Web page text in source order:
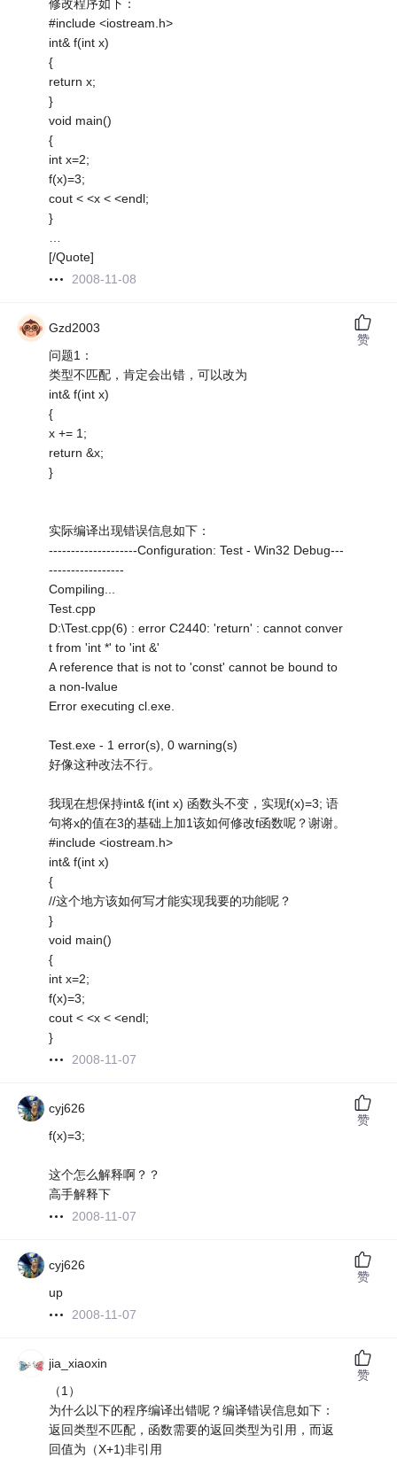
修改程序如下：
#include <iostream.h>
int& f(int x)
{
return x;
}
void main()
{
int x=2;
f(x)=3;
cout < <x < <endl;
}
…
[/Quote]
2008-11-08
Gzd2003
问题1：
类型不匹配，肯定会出错，可以改为
int& f(int x)
{
x += 1;
return &x;
}
实际编译出现错误信息如下：
--------------------Configuration: Test - Win32 Debug---
-----------------
Compiling...
Test.cpp
D:\Test.cpp(6) : error C2440: 'return' : cannot conver
t from 'int *' to 'int &'
A reference that is not to 'const' cannot be bound to
a non-lvalue
Error executing cl.exe.
Test.exe - 1 error(s), 0 warning(s)
好像这种改法不行。
我现在想保持int& f(int x) 函数头不变，实现f(x)=3; 语
句将x的值在3的基础上加1该如何修改f函数呢？谢谢。
#include <iostream.h>
int& f(int x)
{
//这个地方该如何写才能实现我要的功能呢？
}
void main()
{
int x=2;
f(x)=3;
cout < <x < <endl;
}
2008-11-07
赞
cyj626
f(x)=3;
这个怎么解释啊？？
高手解释下
2008-11-07
赞
cyj626
up
2008-11-07
赞
jia_xiaoxin
（1）
为什么以下的程序编译出错呢？编译错误信息如下：
返回类型不匹配，函数需要的返回类型为引用，而返
回值为（X+1)非引用
赞